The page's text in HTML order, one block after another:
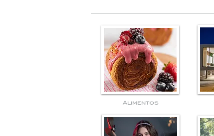
Alimentos